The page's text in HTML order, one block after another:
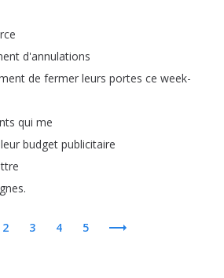
d'annulations
de fermer leurs portes ce week-
qui me
leur budget publicitaire
.
2 3 4 5